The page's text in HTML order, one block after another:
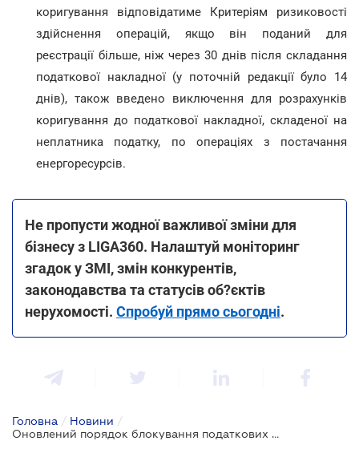
коригування відповідатиме Критеріям ризиковості
здійснення операцій, якщо він поданий для
реєстрації більше, ніж через 30 днів після складання
податкової накладної (у поточній редакції було 14
днів), також введено виключення для розрахунків
коригування до податкової накладної, складеної на
неплатника податку, по операціях з постачання
енергоресурсів.
Не пропусти жодної важливої зміни для
бізнесу з LIGA360. Налаштуй моніторинг
згадок у ЗМІ, змін конкурентів,
законодавства та статусів об?єктів
нерухомості. Спробуй прямо сьогодні.
Головна / Новини /
Оновлений порядок блокування податкових накладних: роз'яснення ДПС